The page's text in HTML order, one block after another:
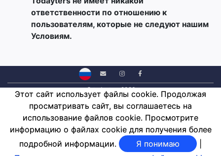
ответственности по отношению к
пользователям, которые не следуют нашим
Условиям.
Этот сайт использует файлы cookie. Продолжая
просматривать сайт, вы соглашаетесь на
использование файлов cookie. Просмотрите
информацию о файлах cookie для получения более
подробной информации.
Я понимаю
© todayters 2026
Blog RU
Kонтакт Условия и положения GDPR
Cookies
Политика возврата
Филиал
FROG COMPUTERS LLC, 8 The Green, Ste B, Dover, DE, Zip 19901